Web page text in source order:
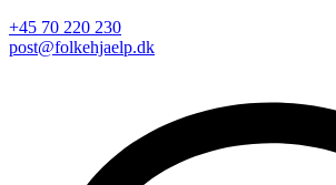
+45 70 220 230
post@folkehjaelp.dk